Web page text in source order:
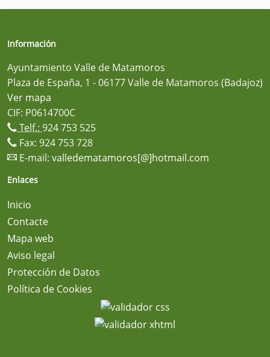
Información
Ayuntamiento Valle de Matamoros
Plaza de España, 1 - 06177 Valle de Matamoros (Badajoz)
Ver mapa
CIF: P0614700C
Telf.: 924 753 525
Fax: 924 753 728
E-mail: valledematamoros[@]hotmail.com
Enlaces
Inicio
Contacte
Mapa web
Aviso legal
Protección de Datos
Política de Cookies